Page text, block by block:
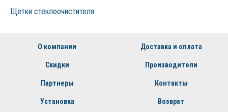
Щетки стеклоочистителя
О компании Доставка и оплата
Скидки Производители
Партнеры Контакты
Установка Возврат